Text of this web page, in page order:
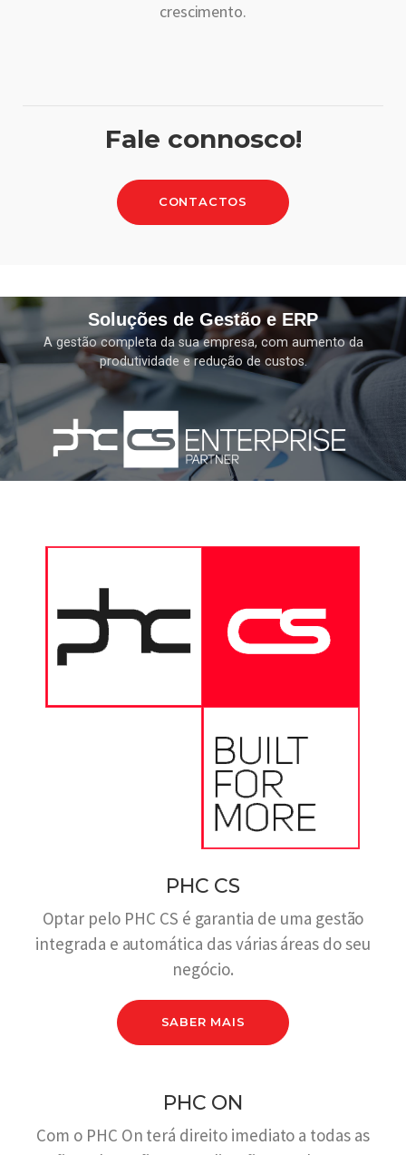
crescimento.
Fale connosco!
CONTACTOS
Soluções de Gestão e ERP
A gestão completa da sua empresa, com aumento da
produtividade e redução de custos.
PHC CS
Optar pelo PHC CS é garantia de uma gestão
integrada e automática das várias áreas do seu
negócio.
SABER MAIS
PHC ON
Com o PHC On terá direito imediato a todas as